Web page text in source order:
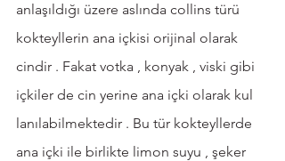
anlaşıldığı üzere aslında collins türü
kokteyllerin ana içkisi orijinal olarak
cindir . Fakat votka , konyak , viski gibi
içkiler de cin yerine ana içki olarak kul
lanılabilmektedir . Bu tür kokteyllerde
ana içki ile birlikte limon suyu , şeker